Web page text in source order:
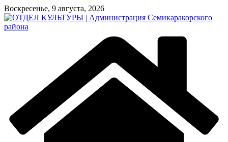
Перейти
к
содержимому
Воскресенье, 9 августа, 2026